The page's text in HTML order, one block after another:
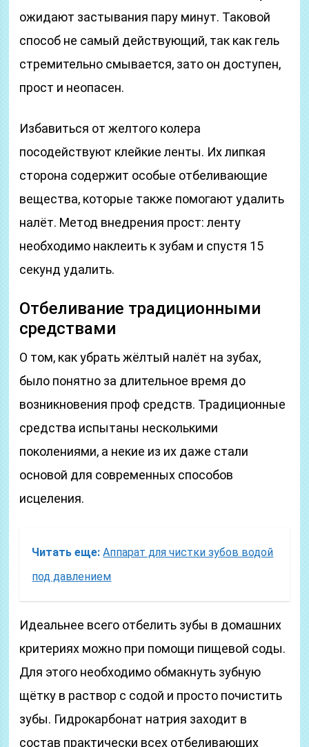
ожидают застывания пару минут. Таковой
способ не самый действующий, так как гель
стремительно смывается, зато он доступен,
прост и неопасен.
Избавиться от желтого колера
посодействуют клейкие ленты. Их липкая
сторона содержит особые отбеливающие
вещества, которые также помогают удалить
налёт. Метод внедрения прост: ленту
необходимо наклеить к зубам и спустя 15
секунд удалить.
Отбеливание традиционными
средствами
О том, как убрать жёлтый налёт на зубах,
было понятно за длительное время до
возникновения проф средств. Традиционные
средства испытаны несколькими
поколениями, а некие из их даже стали
основой для современных способов
исцеления.
Читать еще: Аппарат для чистки зубов водой
под давлением
Идеальнее всего отбелить зубы в домашних
критериях можно при помощи пищевой соды.
Для этого необходимо обмакнуть зубную
щётку в раствор с содой и просто почистить
зубы. Гидрокарбонат натрия заходит в
состав практически всех отбеливающих